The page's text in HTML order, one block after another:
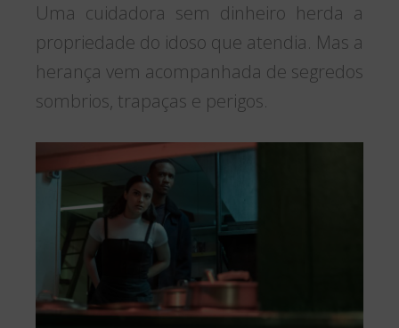
Uma cuidadora sem dinheiro herda a
propriedade do idoso que atendia. Mas a
herança vem acompanhada de segredos
sombrios, trapaças e perigos.